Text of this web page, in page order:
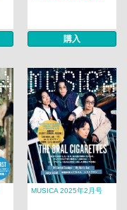
購入
MUSICA 2025年2月号